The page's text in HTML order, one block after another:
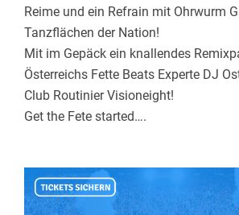
Reime und ein Refrain mit Ohrwurm
Tanzflächen der Nation!
Mit im Gepäck ein knallendes
Österreichs Fette Beats Experte DJ
Club Routinier Visioneight!
Get the Fete started….